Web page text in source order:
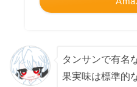
タンサンで有名
果実味は標準的